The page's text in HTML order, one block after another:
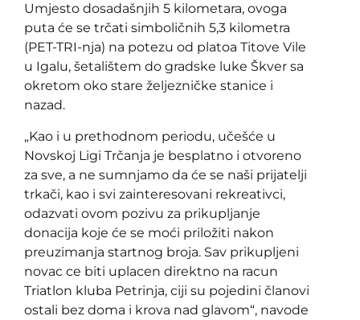
Umjesto dosadašnjih 5 kilometara, ovoga
puta će se trčati simboličnih 5,3 kilometra
(PET-TRI-nja) na potezu od platoa Titove Vile
u Igalu, šetalištem do gradske luke Škver sa
okretom oko stare željezničke stanice i
nazad.
„Kao i u prethodnom periodu, učešće u
Novskoj Ligi Trčanja je besplatno i otvoreno
za sve, a ne sumnjamo da će se naši prijatelji
trkači, kao i svi zainteresovani rekreativci,
odazvati ovom pozivu za prikupljanje
donacija koje će se moći priložiti nakon
preuzimanja startnog broja. Sav prikupljeni
novac ce biti uplacen direktno na racun
Triatlon kluba Petrinja, ciji su pojedini članovi
ostali bez doma i krova nad glavom“, navode